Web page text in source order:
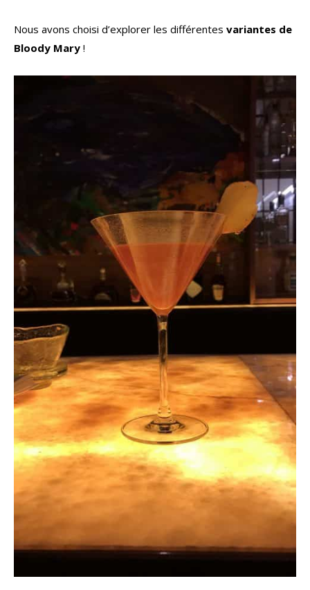
Nous avons choisi d’explorer les différentes variantes de
Bloody Mary !